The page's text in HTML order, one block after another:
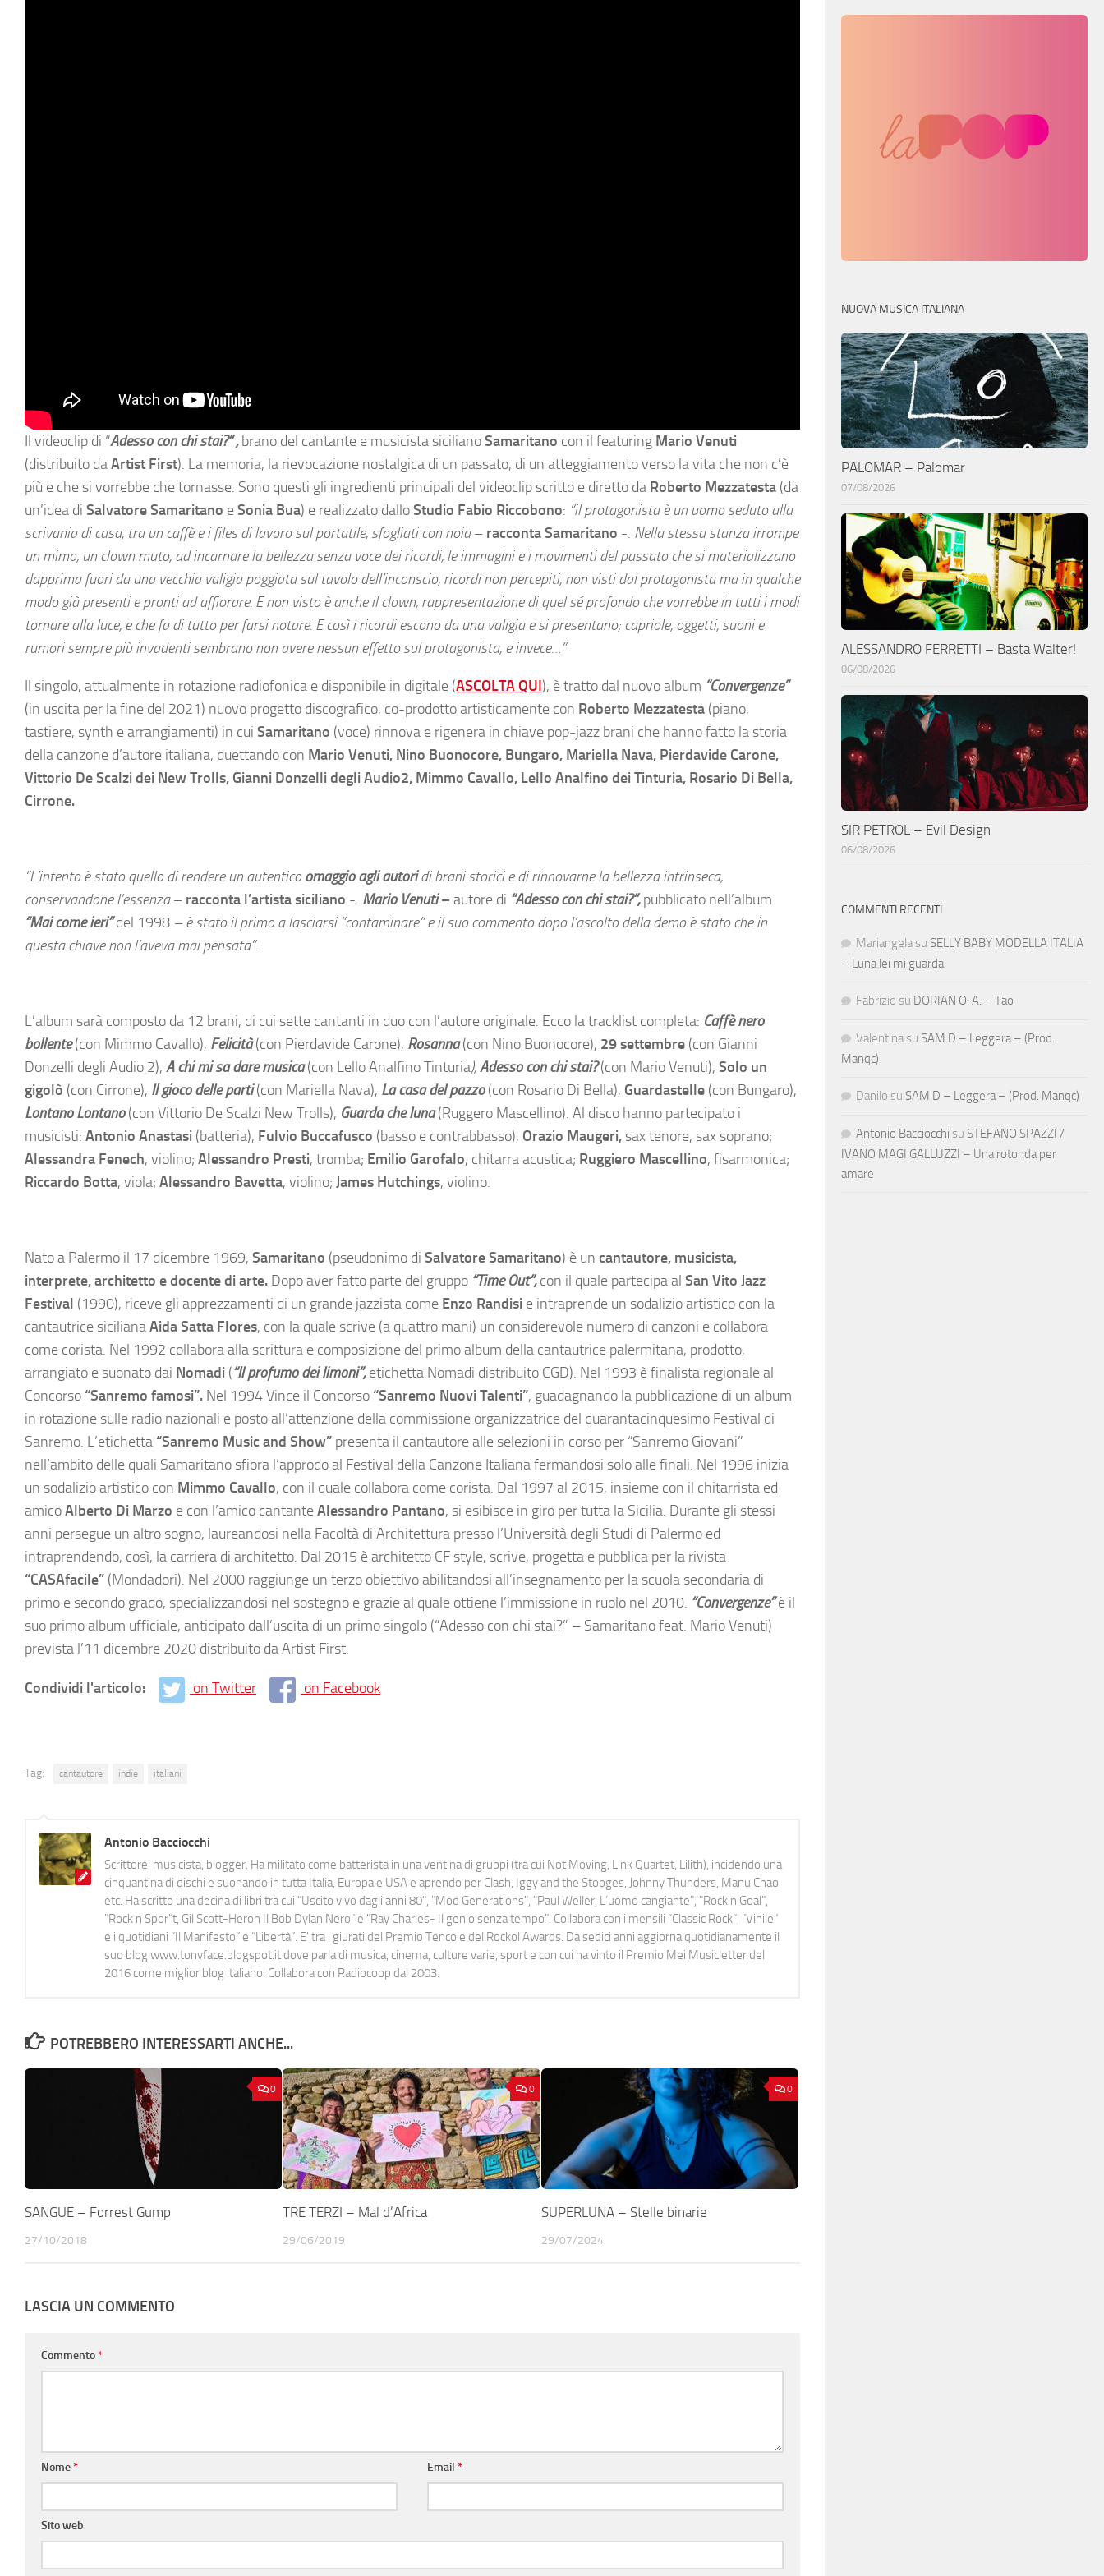
Il videoclip di “Adesso con chi stai?” ,brano del cantante e musicista sicilianoSamaritano con il featuring Mario Venuti
(distribuito daArtist First). La memoria, la rievocazione nostalgica di un passato, di un atteggiamento verso la vita che non c’è
più e che si vorrebbe che tornasse. Sono questi gli ingredienti principali del videoclip scritto e diretto da Roberto Mezzatesta (da
un’idea di Salvatore Samaritano eSonia Bua) e realizzato dalloStudio Fabio Riccobono: “il protagonista è un uomo seduto alla
scrivania di casa, tra un caffè e i files di lavoro sul portatile, sfogliati con noia– racconta Samaritano -. Nella stessa stanza irrompe
un mimo, un clown muto, ad incarnare la bellezza senza voce dei ricordi, le immagini e i movimenti del passato che si materializzano
dapprima fuori da una vecchia valigia poggiata sul tavolo dell’inconscio, ricordi non percepiti, non visti dal protagonista ma in qualche
modo già presenti e pronti ad affiorare. E non visto è anche il clown, rappresentazione di quel sé profondo che vorrebbe in tutti i modi
tornare alla luce, e che fa di tutto per farsi notare. E così i ricordi escono da una valigia e si presentano; capriole, oggetti, suoni e
rumori sempre più invadenti sembrano non avere nessun effetto sul protagonista, e invece…”
Il singolo, attualmente in rotazione radiofonica e disponibile in digitale (ASCOLTA QUI), è tratto dal nuovo album “Convergenze”
(in uscita per la fine del 2021) nuovo progetto discografico, co-prodotto artisticamente con Roberto Mezzatesta (piano,
tastiere, synth e arrangiamenti) in cui Samaritano (voce) rinnova e rigenera in chiave pop-jazz brani che hanno fatto la storia
della canzone d’autore italiana, duettando con Mario Venuti, Nino Buonocore, Bungaro, Mariella Nava, Pierdavide Carone,
Vittorio De Scalzi dei New Trolls, Gianni Donzelli degli Audio2, Mimmo Cavallo, Lello Analfino dei Tinturia, Rosario Di Bella,
Cirrone.
“L’intento è stato quello di rendere un autenticoomaggio agli autoridi brani storici e dirinnovarne la bellezza intrinseca,
conservandone l’essenza– racconta l’artista siciliano -. Mario Venuti– autore di “Adesso con chi stai?”,pubblicato nell’album
“Mai come ieri”del 1998 – è stato il primo a lasciarsi “contaminare” e il suo commento dopo l’ascolto della demo è stato che in
questa chiave non l’aveva mai pensata”.
L’album sarà composto da 12 brani, di cui sette cantanti in duo con l’autore originale. Ecco la tracklist completa: Caffè nero
bollente (con Mimmo Cavallo), Felicità (con Pierdavide Carone), Rosanna (con Nino Buonocore), 29 settembre (con Gianni
Donzelli degli Audio 2), A chi mi sa dare musica (con Lello Analfino Tinturia),Adesso con chi stai?(con Mario Venuti), Solo un
gigolò (con Cirrone), Il gioco delle parti (con Mariella Nava), La casa del pazzo (con Rosario Di Bella), Guardastelle (con Bungaro),
Lontano Lontano (con Vittorio De Scalzi New Trolls), Guarda che luna (Ruggero Mascellino). Al disco hanno partecipato i
musicisti: Antonio Anastasi (batteria), Fulvio Buccafusco (basso e contrabbasso), Orazio Maugeri, sax tenore, sax soprano;
Alessandra Fenech, violino; Alessandro Presti, tromba; Emilio Garofalo, chitarra acustica; Ruggiero Mascellino, fisarmonica;
Riccardo Botta, viola; Alessandro Bavetta, violino; James Hutchings, violino.
Nato a Palermo il 17 dicembre 1969, Samaritano (pseudonimo di Salvatore Samaritano) è un cantautore, musicista,
interprete, architetto e docente di arte. Dopo aver fatto parte del gruppo “Time Out”,con il quale partecipa al San Vito Jazz
Festival (1990), riceve gli apprezzamenti di un grande jazzista come Enzo Randisi e intraprende un sodalizio artistico con la
cantautrice sicilianaAida Satta Flores, con la quale scrive (a quattro mani) un considerevole numero di canzoni e collabora
come corista. Nel 1992 collabora alla scrittura e composizione del primo album della cantautrice palermitana, prodotto,
arrangiato e suonato dai Nomadi (“Il profumo dei limoni”,etichetta Nomadi distribuito CGD). Nel 1993 è finalista regionale al
Concorso “Sanremo famosi”. Nel 1994 Vince il Concorso “Sanremo Nuovi Talenti”, guadagnando la pubblicazione di un album
in rotazione sulle radio nazionali e posto all’attenzione della commissione organizzatrice del quarantacinquesimo Festival di
Sanremo. L’etichetta “Sanremo Music and Show” presenta il cantautore alle selezioni in corso per “Sanremo Giovani”
nell’ambito delle quali Samaritano sfiora l’approdo al Festival della Canzone Italiana fermandosi solo alle finali. Nel 1996 inizia
un sodalizio artistico con Mimmo Cavallo, con il quale collabora come corista. Dal 1997 al 2015, insieme con il chitarrista ed
amicoAlberto Di Marzo e con l’amico cantanteAlessandro Pantano, si esibisce in giro per tutta la Sicilia. Durante gli stessi
anni persegue un altro sogno, laureandosi nella Facoltà di Architettura presso l’Università degli Studi di Palermo ed
intraprendendo, così, la carriera di architetto. Dal 2015 è architetto CF style, scrive, progetta e pubblica per la rivista
“CASAfacile” (Mondadori). Nel 2000 raggiunge un terzo obiettivo abilitandosi all’insegnamento per la scuola secondaria di
primo e secondo grado, specializzandosi nel sostegno e grazie al quale ottiene l’immissione in ruolo nel 2010. “Convergenze”è il
suo primo album ufficiale, anticipato dall’uscita di un primo singolo (“Adesso con chi stai?” – Samaritano feat. Mario Venuti)
prevista l’11 dicembre 2020 distribuito da Artist First.
Condividi l'articolo: on Twitter on Facebook
Tag: cantautore indie italiani
Antonio Bacciocchi
Scrittore, musicista, blogger. Ha militato come batterista in una ventina di gruppi (tra cui Not Moving, Link Quartet, Lilith), incidendo una
cinquantina di dischi e suonando in tutta Italia, Europa e USA e aprendo per Clash, Iggy and the Stooges, Johnny Thunders, Manu Chao
etc. Ha scritto una decina di libri tra cui "Uscito vivo dagli anni 80", "Mod Generations", "Paul Weller, L’uomo cangiante", "Rock n Goal",
"Rock n Spor"t, Gil Scott-Heron Il Bob Dylan Nero" e "Ray Charles- Il genio senza tempo". Collabora con i mensili “Classic Rock”, "Vinile"
e i quotidiani “Il Manifesto” e “Libertà”. E' tra i giurati del Premio Tenco e del Rockol Awards. Da sedici anni aggiorna quotidianamente il
suo blog www.tonyface.blogspot.it dove parla di musica, cinema, culture varie, sport e con cui ha vinto il Premio Mei Musicletter del
2016 come miglior blog italiano. Collabora con Radiocoop dal 2003.
POTREBBERO INTERESSARTI ANCHE...
0
SANGUE – Forrest Gump
27/10/2018
0
TRE TERZI – Mal d’Africa
29/06/2019
0
SUPERLUNA – Stelle binarie
29/07/2024
LASCIA UN COMMENTO
Commento*
Nome* Email*
Sito web
NUOVA MUSICA ITALIANA
PALOMAR – Palomar
07/08/2026
ALESSANDRO FERRETTI – Basta Walter!
06/08/2026
SIR PETROL – Evil Design
06/08/2026
COMMENTI RECENTI
Mariangela su SELLY BABY MODELLA ITALIA
– Luna lei mi guarda
Fabrizio su DORIAN O. A. – Tao
Valentina su SAM D – Leggera – (Prod.
Manqc)
Danilo su SAM D – Leggera – (Prod. Manqc)
Antonio Bacciocchi su STEFANO SPAZZI /
IVANO MAGI GALLUZZI – Una rotonda per
amare